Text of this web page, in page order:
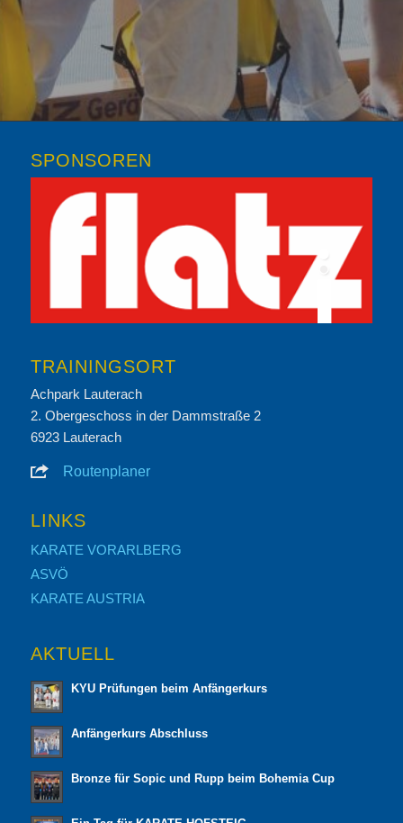
SPONSOREN
TRAININGSORT
Achpark Lauterach
2. Obergeschoss in der Dammstraße 2
6923 Lauterach
Routenplaner
LINKS
KARATE VORARLBERG
ASVÖ
KARATE AUSTRIA
AKTUELL
KYU Prüfungen beim Anfängerkurs
Anfängerkurs Abschluss
Bronze für Sopic und Rupp beim Bohemia Cup